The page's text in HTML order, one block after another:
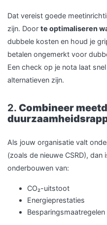
Dat vereist goede
zijn. Door te optimaliseren
dubbele kosten en houd je
betalen ongemerkt voor
Een check op je nota laat
alternatieven zijn.
2. Combineer
Als jouw organisatie valt
(zoals de nieuwe CSRD),
onderbouwen van:
CO₂-uitstoot
Energieprestaties
Besparingsmaatregelen